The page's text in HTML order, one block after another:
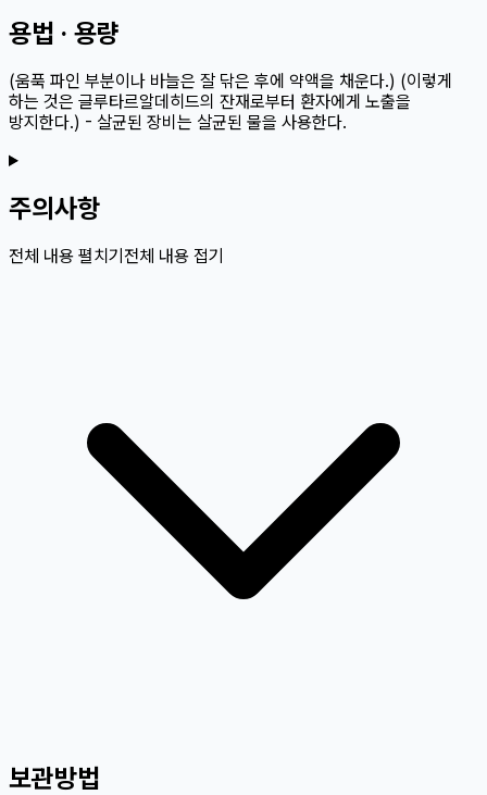
용법 · 용량
(움푹 파인 부분이나 바늘은 잘 닦은 후에 약액을 채운다.) (이렇게
하는 것은 글루타르알데히드의 잔재로부터 환자에게 노출을
방지한다.) - 살균된 장비는 살균된 물을 사용한다.
주의사항
전체 내용 펼치기전체 내용 접기
보관방법